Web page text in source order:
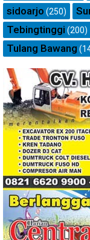
sidoarjo (250)
Tebingtinggi (200)
Tulang Bawang